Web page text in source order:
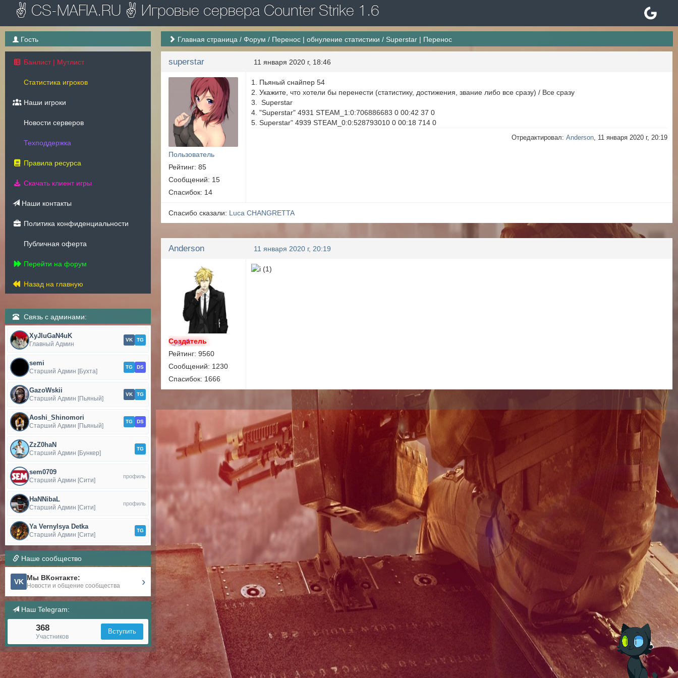
✌ CS-MAFIA.RU ✌ Игровые сервера Counter Strike 1.6
Гость
Банлист | Мутлист
Статистика игроков
Наши игроки
Новости серверов
Техподдержка
Правила ресурса
Скачать клиент игры
Наши контакты
Политика конфиденциальности
Публичная оферта
Перейти на форум
Назад на главную
Связь с админами:
XyJIuGaN4uK
Главный Админ
VK TG
semi
Старший Админ [Бухта]
TG DS
GazoWskii
Старший Админ [Пьяный]
VK TG
Aoshi_Shinomori
Старший Админ [Пьяный]
TG DS
ZzZ0haN
Старший Админ [Бункер]
TG
sem0709
Старший Админ [Сити]
профиль
HaNNibaL
Старший Админ [Сити]
профиль
Ya Vernylsya Detka
Старший Админ [Сити]
TG
Наше сообщество
VK Мы ВКонтакте:
Новости и общение сообщества ›
Наш Telegram:
368
Участников
Вступить
Главная страница /Форум / Перенос | обнуление статистики / Superstar | Перенос
superstar 11 января 2020 г, 18:46
Пользователь
Рейтинг: 85
Сообщений: 15
Спасибок: 14
1. Пьяный снайпер 54
2. Укажите, что хотели бы перенести (статистику, достижения, звание либо все сразу) / Все сразу
3. Superstar
4. "Superstar" 4931 STEAM_1:0:706886683 0 00:42 37 0
5. Superstar" 4939 STEAM_0:0:528793010 0 00:18 714 0
Отредактировал:Anderson, 11 января 2020 г, 20:19
Спасибо сказали: Luca CHANGRETTA
Anderson 11 января 2020 г, 20:19
Создатель
Рейтинг: 9560
Сообщений: 1230
Спасибок: 1666